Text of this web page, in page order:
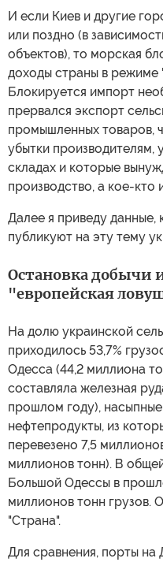
И если Киев и другие
или поздно (в
объектов), то морская
доходы страны в режиме
Блокируется импорт
прервался экспорт
промышленных товаров,
убытки производителям,
складах и которые
производство, а кое-кто
Далее я приведу данные,
публикуют на эту тему
Остановка добычи
"европейская
На долю украинской
приходилось 53,7%
Одесса (44,2 миллиона
составляла железная
прошлом году),
нефтепродукты, из
перевезено 7,5
миллионов тонн). В
Большой Одессы в
миллионов тонн грузов.
"Страна".
Для сравнения, порты на